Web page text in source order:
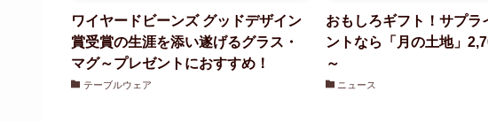
ワイヤードビーンズ グッドデザイン
賞受賞の生涯を添い遂げるグラス・
マグ～プレゼントにおすすめ！
テーブルウェア
おもしろギフト！サプラ
ントなら「月の土地」
～
ニュース